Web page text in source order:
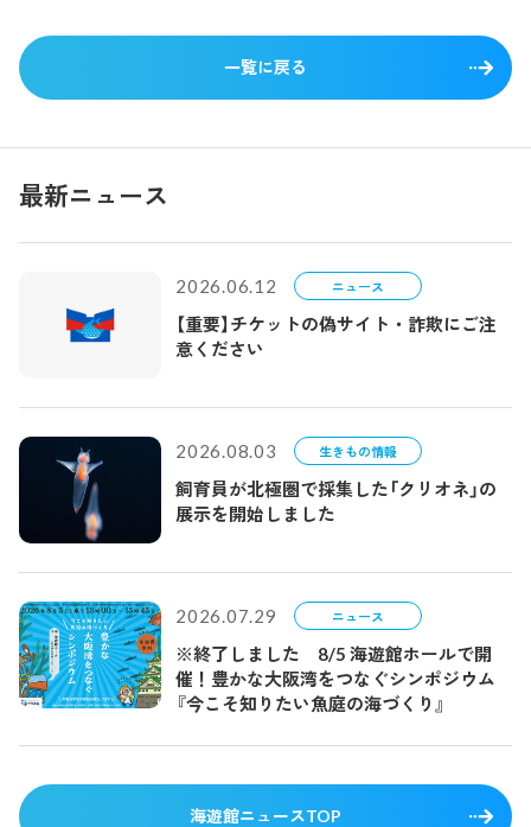
一覧に戻る
最新ニュース
2026.06.12 ニュース
【重要】チケットの偽サイト・詐欺にご注
意ください
2026.08.03 生きもの情報
飼育員が北極圏で採集した「クリオネ」の
展示を開始しました
2026.07.29 ニュース
※終了しました 8/5 海遊館ホールで開
催！豊かな大阪湾をつなぐシンポジウム
『今こそ知りたい魚庭の海づくり』
海遊館ニュースTOP